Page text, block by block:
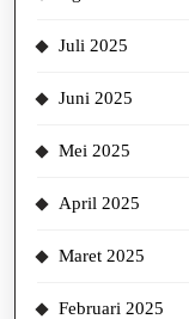
Juli 2025
Juni 2025
Mei 2025
April 2025
Maret 2025
Februari 2025